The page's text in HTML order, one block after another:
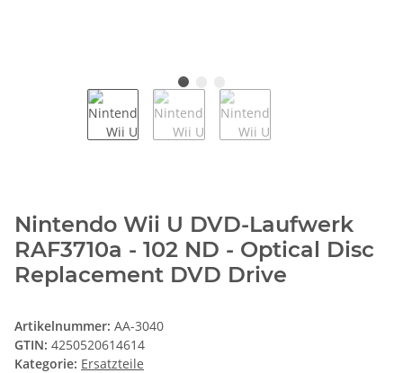
Nintendo Wii U DVD-Laufwerk
RAF3710a - 102 ND - Optical Disc
Replacement DVD Drive
Artikelnummer: AA-3040
GTIN: 4250520614614
Kategorie: Ersatzteile